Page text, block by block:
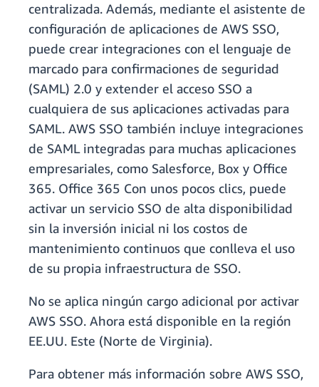
centralizada. Además, mediante el asistente de
configuración de aplicaciones de AWS SSO,
puede crear integraciones con el lenguaje de
marcado para confirmaciones de seguridad
(SAML) 2.0 y extender el acceso SSO a
cualquiera de sus aplicaciones activadas para
SAML. AWS SSO también incluye integraciones
de SAML integradas para muchas aplicaciones
empresariales, como Salesforce, Box y Office
365. Office 365 Con unos pocos clics, puede
activar un servicio SSO de alta disponibilidad
sin la inversión inicial ni los costos de
mantenimiento continuos que conlleva el uso
de su propia infraestructura de SSO.
No se aplica ningún cargo adicional por activar
AWS SSO. Ahora está disponible en la región
EE.UU. Este (Norte de Virginia).
Para obtener más información sobre AWS SSO,